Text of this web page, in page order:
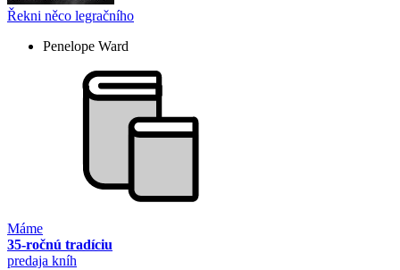
Řekni něco legračního
Penelope Ward
Máme
35-ročnú tradíciu
predaja kníh